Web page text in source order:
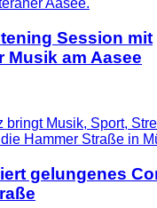
Session mit
Musik am Aasee
gelungenes